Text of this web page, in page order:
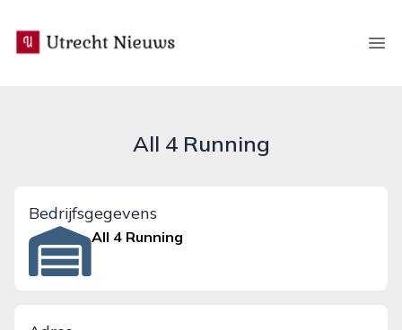
utrecht-nieuws.nl
All 4 Running
Bedrijfsgegevens
All 4 Running